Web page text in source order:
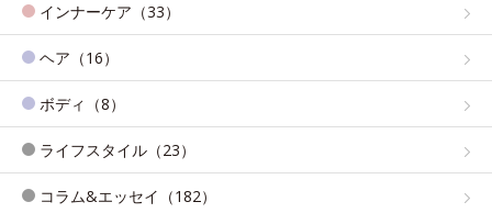
インナーケア（33）
ヘア（16）
ボディ（8）
ライフスタイル（23）
コラム&エッセイ（182）